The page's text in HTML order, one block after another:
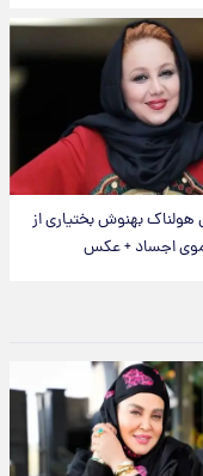
هولناک بهنوش بختیاری از
اجساد + عکس